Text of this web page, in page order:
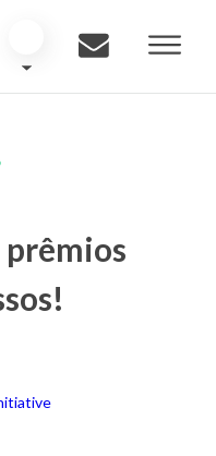
prêmios